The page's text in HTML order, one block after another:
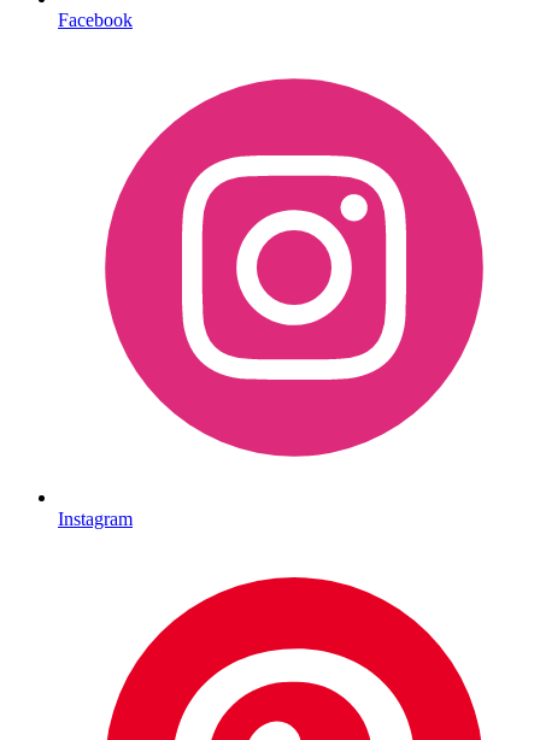
Facebook
Instagram